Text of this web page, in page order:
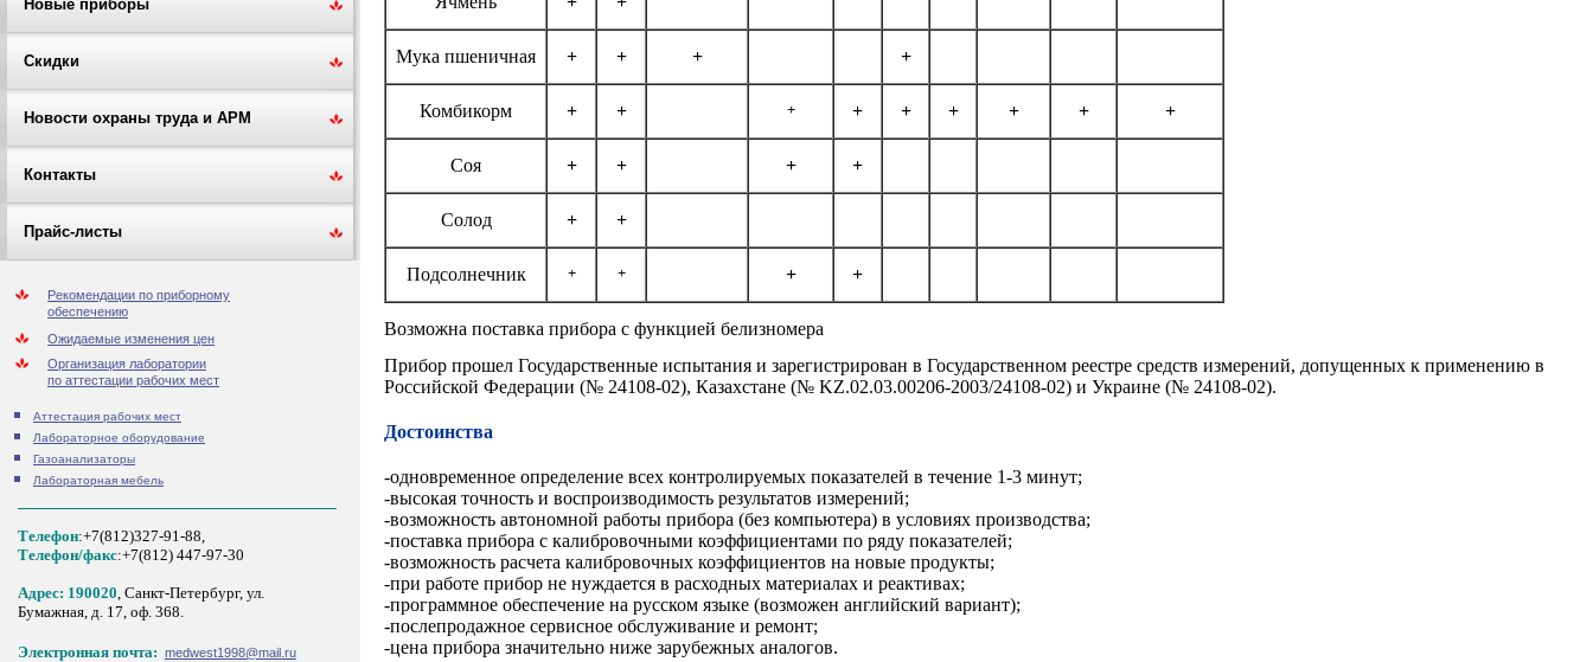
Новые приборы
Скидки
Новости охраны труда и АРМ
Контакты
Прайс-листы
Рекомендации по приборному
обеспечению
Ожидаемые изменения цен
Организация лаборатории
по аттестации рабочих мест
Аттестация рабочих мест
Лабораторное оборудование
Газоанализаторы
Лабораторная мебель
Телефон:+7(812)327-91-88,
Tелефон/факс:+7(812) 447-97-30
Адрес: 190020, Санкт-Петербург, ул.
Бумажная, д. 17, оф. 368.
Электронная почта: medwest1998@mail.ru
Мука пшеничная + + + +
Комбикорм + + + + + + + + +
Соя + + + +
Солод + +
Подсолнечник + + + +
Возможна поставка прибора с функцией белизномера
Прибор прошел Государственные испытания и зарегистрирован в Государственном реестре средств измерений, допущенных к применению в
Российской Федерации (№ 24108-02), Казахстане (№ KZ.02.03.00206-2003/24108-02) и Украине (№ 24108-02).
Достоинства
-одновременное определение всех контролируемых показателей в течение 1-3 минут;
-высокая точность и воспроизводимость результатов измерений;
-возможность автономной работы прибора (без компьютера) в условиях производства;
-поставка прибора с калибровочными коэффициентами по ряду показателей;
-возможность расчета калибровочных коэффициентов на новые продукты;
-при работе прибор не нуждается в расходных материалах и реактивах;
-программное обеспечение на русском языке (возможен английский вариант);
-послепродажное сервисное обслуживание и ремонт;
-цена прибора значительно ниже зарубежных аналогов.